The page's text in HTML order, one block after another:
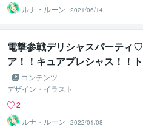
ルナ・ルーン 2021/06/14
電撃参戦デリシャスパーティ
ア！！キュアプレシャス！！
全員集合！！！
コンテンツ
デザイン・イラスト
2
ルナ・ルーン
2022/01/08